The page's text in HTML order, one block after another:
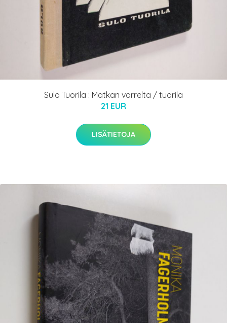
Sulo Tuorila : Matkan varrelta / tuorila
21 EUR
LISÄTIETOJA